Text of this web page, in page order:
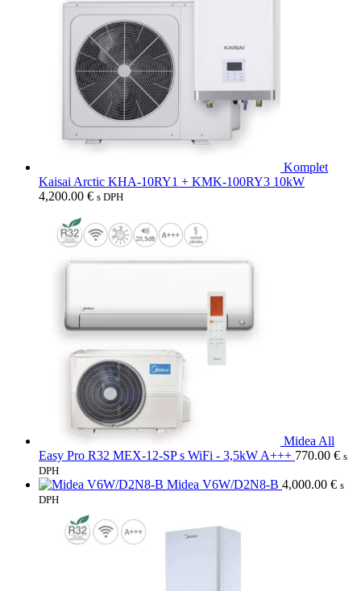
Komplet
Kaisai Arctic KHA-10RY1 + KMK-100RY3 10kW
4,200.00 € s DPH
Midea All
Easy Pro R32 MEX-12-SP s WiFi - 3,5kW A+++ 770.00 € s
DPH
Midea V6W/D2N8-B 4,000.00 € s
DPH